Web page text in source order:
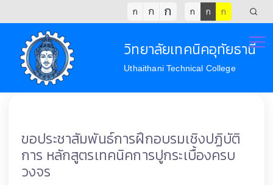
ก ก ก ก ก ก
วิทยาลัยเทคนิคอุทัยธานี
Uthaithani Technical College
ขอประชาสัมพันธ์การฝึกอบรมเชิงปฏิบัติ
การ หลักสูตรเทคนิคการปูกระเบื้องครบ
วงจร